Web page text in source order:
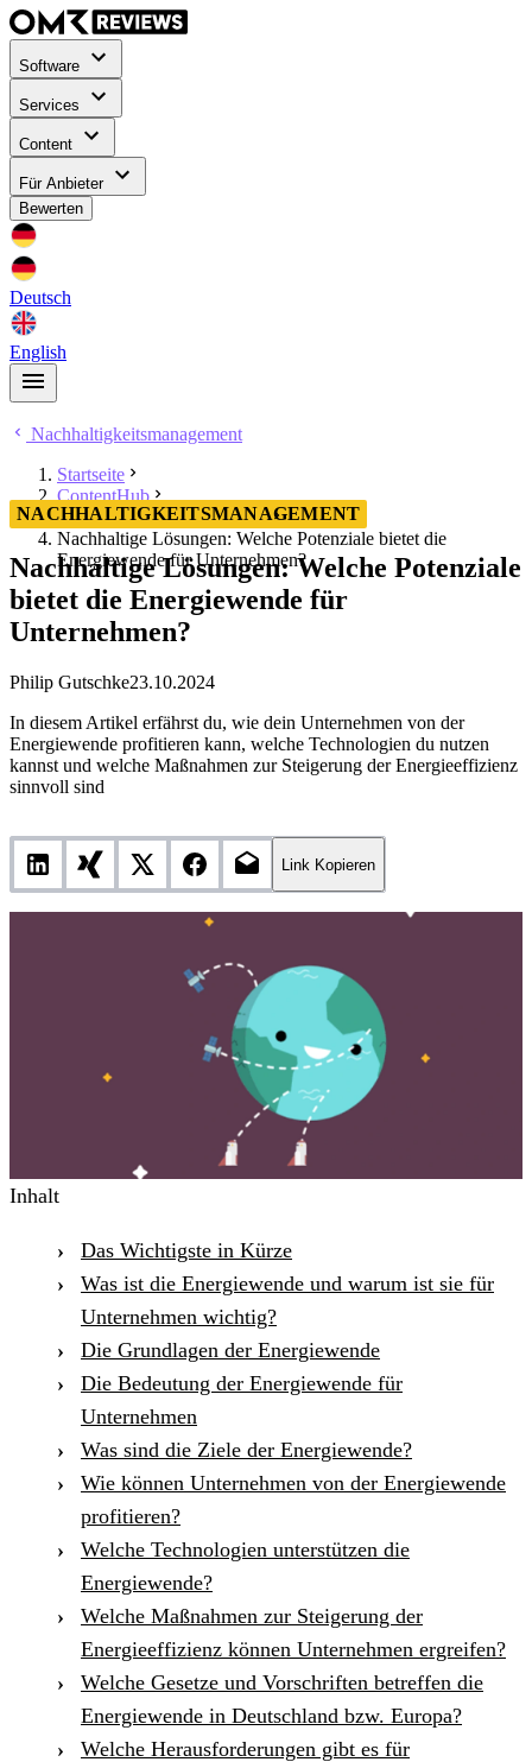
Software
Services
Content
Für Anbieter
Bewerten
Deutsch
English
Nachhaltigkeitsmanagement
Startseite
ContentHub
Nachhaltigkeitsmanagement
Nachhaltige Lösungen: Welche Potenziale bietet die
Energiewende für Unternehmen?
NACHHALTIGKEITSMANAGEMENT
Nachhaltige Lösungen: Welche Potenziale
bietet die Energiewende für
Unternehmen?
Philip Gutschke23.10.2024
In diesem Artikel erfährst du, wie dein Unternehmen von der
Energiewende profitieren kann, welche Technologien du nutzen
kannst und welche Maßnahmen zur Steigerung der Energieeffizienz
sinnvoll sind
Link Kopieren
Inhalt
Das Wichtigste in Kürze
Was ist die Energiewende und warum ist sie für
Unternehmen wichtig?
Die Grundlagen der Energiewende
Die Bedeutung der Energiewende für
Unternehmen
Was sind die Ziele der Energiewende?
Wie können Unternehmen von der Energiewende
profitieren?
Welche Technologien unterstützen die
Energiewende?
Welche Maßnahmen zur Steigerung der
Energieeffizienz können Unternehmen ergreifen?
Welche Gesetze und Vorschriften betreffen die
Energiewende in Deutschland bzw. Europa?
Welche Herausforderungen gibt es für